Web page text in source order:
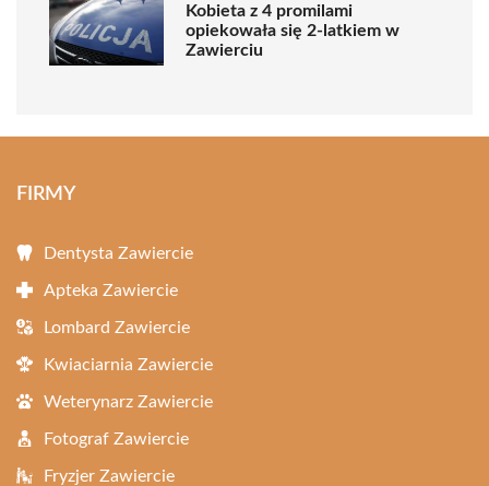
Kobieta z 4 promilami
opiekowała się 2-latkiem w
Zawierciu
FIRMY
Dentysta Zawiercie
Apteka Zawiercie
Lombard Zawiercie
Kwiaciarnia Zawiercie
Weterynarz Zawiercie
Fotograf Zawiercie
Fryzjer Zawiercie